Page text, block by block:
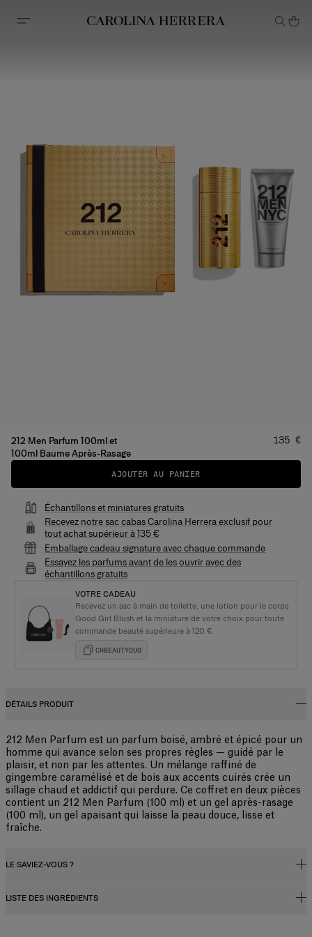
Avis d'accessibilité (lien)
212 Men Parfum 100ml et
100ml Baume Après-Rasage
Prix :
135 €
AJOUTER AU PANIER
Échantillons et miniatures gratuits
Recevez notre sac cabas Carolina Herrera exclusif pour
tout achat supérieur à 135 €
Emballage cadeau signature avec chaque commande
Essayez les parfums avant de les ouvrir avec des
échantillons gratuits
VOTRE CADEAU
Recevez un sac à main de toilette, une lotion pour le corps
Good Girl Blush et la miniature de votre choix pour toute
commande beauté supérieure à 120 €
CHBEAUTYDUO
DÉTAILS PRODUIT
212 Men Parfum est un parfum boisé, ambré et épicé pour un
homme qui avance selon ses propres règles — guidé par le
plaisir, et non par les attentes. Un mélange raffiné de
gingembre caramélisé et de bois aux accents cuirés crée un
sillage chaud et addictif qui perdure. Ce coffret en deux pièces
contient un 212 Men Parfum (100 ml) et un gel après-rasage
(100 ml), un gel apaisant qui laisse la peau douce, lisse et
fraîche.
LE SAVIEZ-VOUS ?
Concentration du parfum
LISTE DES INGRÉDIENTS